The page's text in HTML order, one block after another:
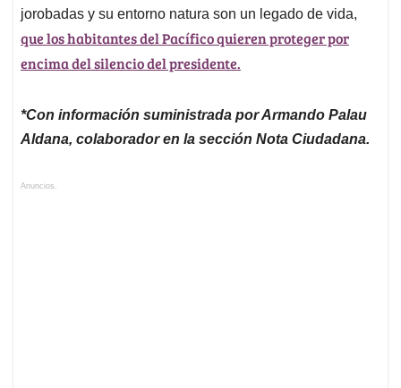
jorobadas y su entorno natura son un legado de vida,
que los habitantes del Pacífico quieren proteger por
encima del silencio del presidente.
*Con información suministrada por Armando Palau
Aldana, colaborador en la sección Nota Ciudadana.
Anuncios.